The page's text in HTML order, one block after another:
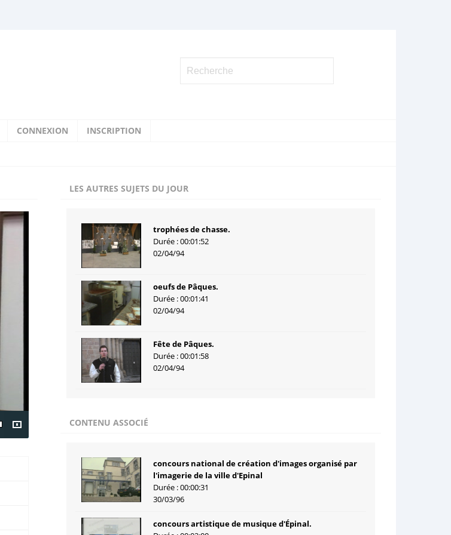
CONNEXION INSCRIPTION
LES AUTRES SUJETS DU JOUR
trophées de chasse.
Durée : 00:01:52
02/04/94
oeufs de Pâques.
Durée : 00:01:41
02/04/94
Fête de Pâques.
Durée : 00:01:58
02/04/94
CONTENU ASSOCIÉ
concours national de création d'images organisé par
l'imagerie de la ville d'Epinal
Durée : 00:00:31
30/03/96
concours artistique de musique d'Épinal.